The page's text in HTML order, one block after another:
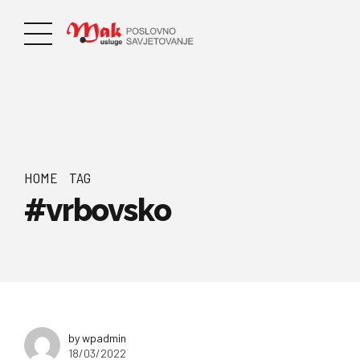
HOME TAG
#vrbovsko
by wpadmin
18/03/2022